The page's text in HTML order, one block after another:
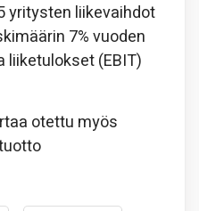
yritysten liikevaihdot
7% vuoden
(EBIT)
otettu myös